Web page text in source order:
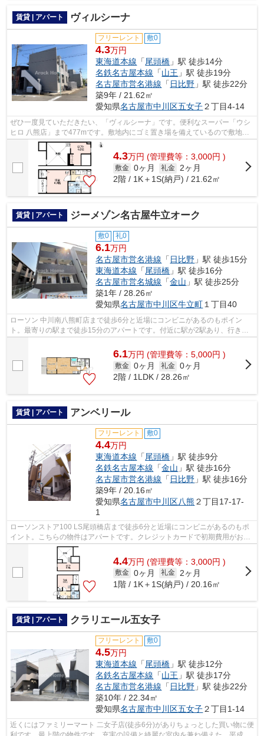
賃貸 | アパート ヴィルシーナ
フリーレント 敷0
4.3万円
東海道本線 「尾頭橋 」駅 徒歩14分
名鉄名古屋本線 「山王 」駅 徒歩19分
名古屋市営名港線 「 日比野 」駅 徒歩22分
築9年 / 21.62㎡
愛知県名古屋市中川区五女子２丁目4-14
ぜひ一度見ていただきたい、「ヴィルシーナ」です。便利なスーパー「ウシ
ヒロ 八熊店」まで477mです。敷地内にゴミ置き場を備えているので敷地外
に出る必要が無く、短時間でごみ出しを...
4.3万円 (管理費等：3,000円 )
敷金 0ヶ月 礼金 2ヶ月
2階 / 1K＋1S(納戸) / 21.62㎡
賃貸 | アパート ジーメゾン名古屋牛立オーク
敷0 礼0
6.1万円
名古屋市営名港線 「日比野 」駅 徒歩15分
東海道本線 「尾頭橋 」駅 徒歩16分
名古屋市営名城線 「金山 」駅 徒歩25分
築1年 / 28.26㎡
愛知県名古屋市中川区牛立町 １丁目40
ローソン 中川南八熊町店まで徒歩6分と近場にコンビニがあるのもポイン
ト。最寄りの駅まで徒歩15分のアパートです。付近に駅が2駅あり、行き先
に応じて使い分けができます。この物件は...
6.1万円 (管理費等：5,000円 )
敷金 0ヶ月 礼金 0ヶ月
2階 / 1LDK / 28.26㎡
賃貸 | アパート アンベリール
フリーレント 敷0
4.4万円
東海道本線 「尾頭橋 」駅 徒歩9分
名鉄名古屋本線 「金山 」駅 徒歩16分
名古屋市営名港線 「 日比野 」駅 徒歩16分
築9年 / 20.16㎡
愛知県名古屋市中川区八熊 ２丁目17-17-
1
ローソンストア100 LS尾頭橋店まで徒歩6分と近場にコンビニがあるのもポ
イント。こちらの物件はアパートです。クレジットカードで初期費用がお支
払いいただけるので、決済の手間が軽減...
4.4万円 (管理費等：3,000円 )
敷金 0ヶ月 礼金
2ヶ月
1階 / 1K＋1S(納戸) / 20.16㎡
賃貸 | アパート クラリエール五女子
フリーレント 敷0
4.5万円
東海道本線 「尾頭橋 」駅 徒歩12分
名鉄名古屋本線 「山王 」駅 徒歩17分
名古屋市営名港線 「 日比野 」駅 徒歩22分
築10年 / 22.34㎡
愛知県名古屋市中川区五女子２丁目1-14
近くにはファミリーマート 二女子店(徒歩6分)がありちょっとした買い物に便